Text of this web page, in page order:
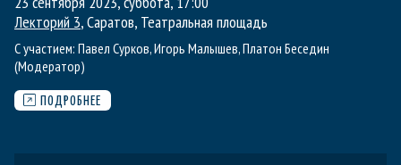
Лекторий 3, Саратов, Театральная площадь
С участием: Павел Сурков,Игорь Малышев,Платон Беседин
(Модератор)
ПОДРОБНЕЕ